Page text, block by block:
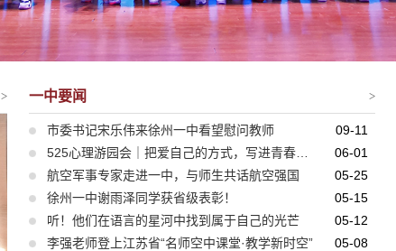
> 一中要闻 >
市委书记宋乐伟来徐州一中看望慰问教师
09-11
06-01
航空军事专家走进一中，与师生共话航空强国
05-25
徐州一中谢雨泽同学获省级表彰！
05-15
听！他们在语言的星河中找到属于自己的光芒
05-12
李强老师登上江苏省“名师空中课堂·教学新时空”
05-08